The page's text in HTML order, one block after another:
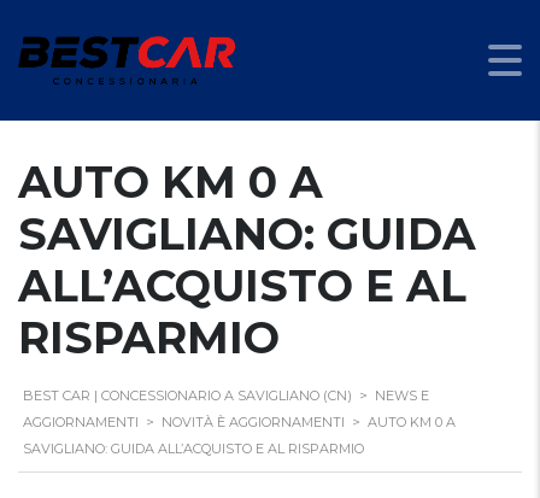
AUTO KM 0 A
SAVIGLIANO: GUIDA
ALL’ACQUISTO E AL
RISPARMIO
BEST CAR | CONCESSIONARIO A SAVIGLIANO (CN) > NEWS E
AGGIORNAMENTI > NOVITÀ È AGGIORNAMENTI > AUTO KM 0 A
SAVIGLIANO: GUIDA ALL’ACQUISTO E AL RISPARMIO